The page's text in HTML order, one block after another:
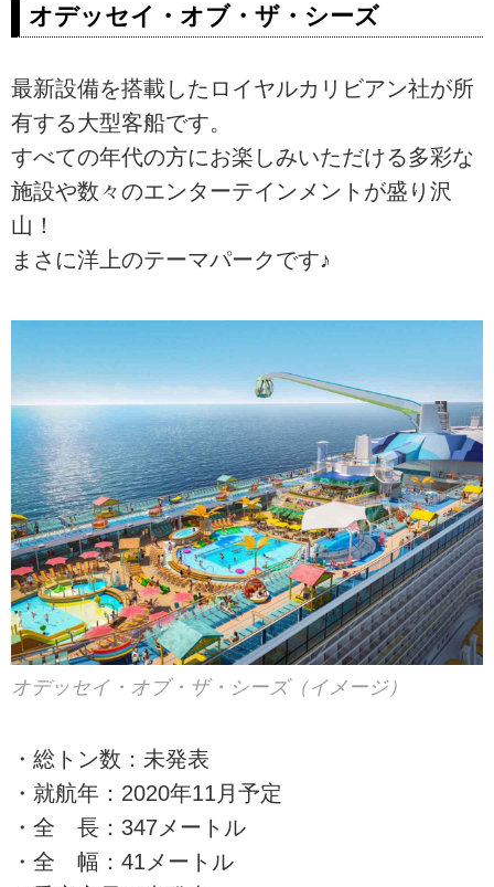
オデッセイ・オブ・ザ・シーズ
最新設備を搭載したロイヤルカリビアン社が所
有する大型客船です。
すべての年代の方にお楽しみいただける多彩な
施設や数々のエンターテインメントが盛り沢
山！
まさに洋上のテーマパークです♪
オデッセイ・オブ・ザ・シーズ（イメージ）
・総トン数：未発表
・就航年：2020年11月予定
・全 長：347メートル
・全 幅：41メートル